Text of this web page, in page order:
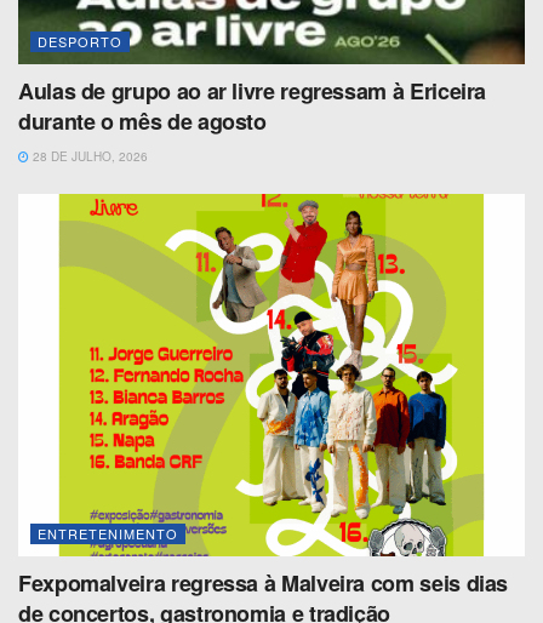
DESPORTO
Aulas de grupo ao ar livre regressam à Ericeira
durante o mês de agosto
28 DE JULHO, 2026
ENTRETENIMENTO
Fexpomalveira regressa à Malveira com seis dias
de concertos, gastronomia e tradição